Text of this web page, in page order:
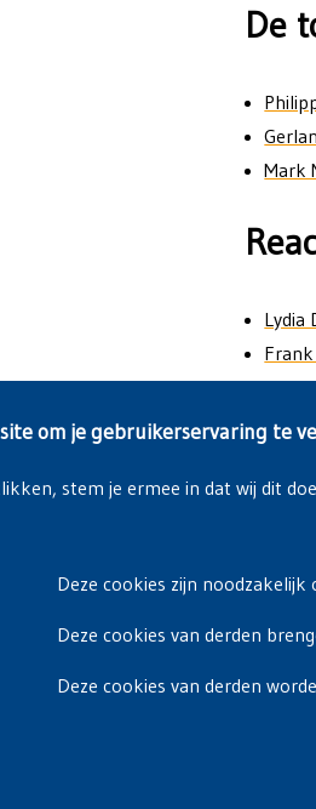
De
Mark
Lydia
Eddie
om je gebruikerservaring te
stem je ermee in dat wij dit
Deze cookies zijn
Deze cookies van derden
Deze cookies van derden